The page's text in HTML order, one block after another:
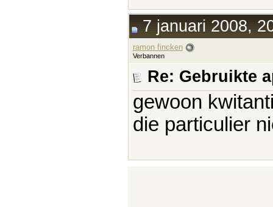
7 januari 2008,
ramon fincken
Verbannen
Re: Gebruikte
gewoon
die particulier